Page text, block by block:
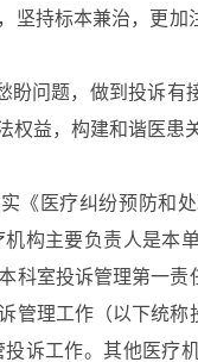
坚持标本兼治，更加
盼问题，做到投诉
益，构建和谐医患
《医疗纠纷预防和
构主要负责人是本
科室投诉管理第一
管理工作（以下统
诉工作。其他医疗